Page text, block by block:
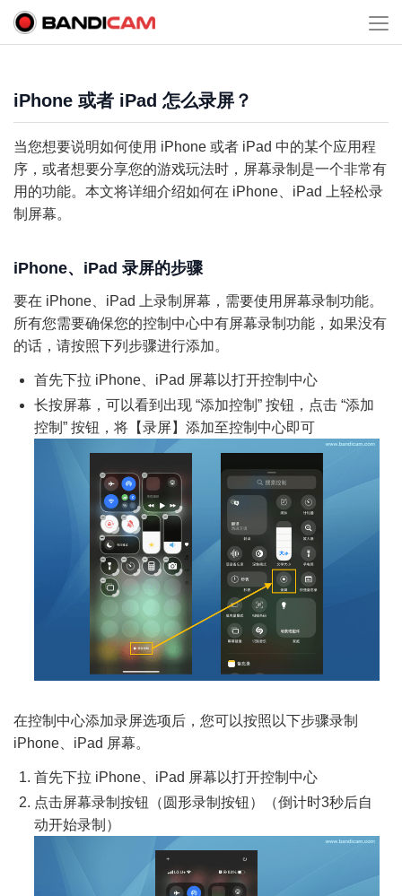
iPhone 或者 iPad 怎么录屏？
当您想要说明如何使用 iPhone 或者 iPad 中的某个应用程
序，或者想要分享您的游戏玩法时，屏幕录制是一个非常有
用的功能。本文将详细介绍如何在 iPhone、iPad 上轻松录
制屏幕。
iPhone、iPad 录屏的步骤
要在 iPhone、iPad 上录制屏幕，需要使用屏幕录制功能。
所有您需要确保您的控制中心中有屏幕录制功能，如果没有
的话，请按照下列步骤进行添加。
首先下拉 iPhone、iPad 屏幕以打开控制中心
长按屏幕，可以看到出现 “添加控制” 按钮，点击 “添加
控制” 按钮，将【录屏】添加至控制中心即可
在控制中心添加录屏选项后，您可以按照以下步骤录制
iPhone、iPad 屏幕。
首先下拉 iPhone、iPad 屏幕以打开控制中心
点击屏幕录制按钮（圆形录制按钮）（倒计时3秒后自
动开始录制）